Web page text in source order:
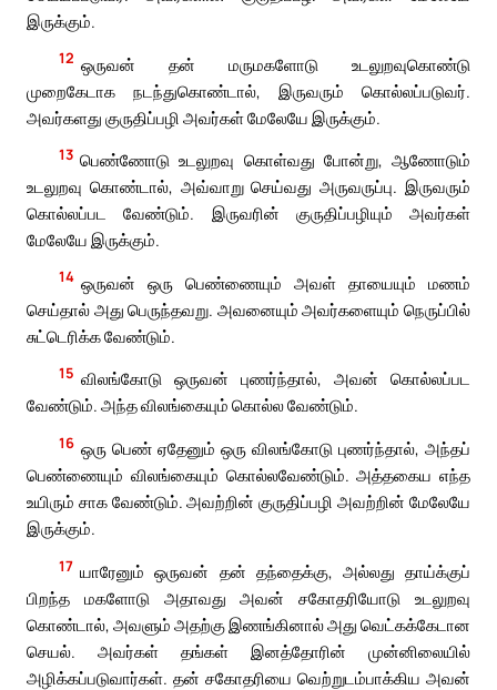
இருக்கும்.
12 ஒருவன் தன் மருமகளோடு உடலுறவுகொண்டு
முறைகேடாக நடந்துகொண்டால், இருவரும் கொல்லப்படுவர்.
அவர்களது குருதிப்பழி அவர்கள் மேலேயே இருக்கும்.
13 பெண்ணோடு உடலுறவு கொள்வது போன்று, ஆணோடும்
உடலுறவு கொண்டால், அவ்வாறு செய்வது அருவருப்பு. இருவரும்
கொல்லப்பட வேண்டும். இருவரின் குருதிப்பழியும் அவர்கள்
மேலேயே இருக்கும்.
14 ஒருவன் ஒரு பெண்ணையும் அவள் தாயையும் மணம்
செய்தால் அது பெருந்தவறு. அவனையும் அவர்களையும் நெருப்பில்
சுட்டெரிக்க வேண்டும்.
15 விலங்கோடு ஒருவன் புணர்ந்தால், அவன் கொல்லப்பட
வேண்டும். அந்த விலங்கையும் கொல்ல வேண்டும்.
16 ஒரு பெண் ஏதேனும் ஒரு விலங்கோடு புணர்ந்தால், அந்தப்
பெண்ணையும் விலங்கையும் கொல்லவேண்டும். அத்தகைய எந்த
உயிரும் சாக வேண்டும். அவற்றின் குருதிப்பழி அவற்றின் மேலேயே
இருக்கும்.
17 யாரேனும் ஒருவன் தன் தந்தைக்கு, அல்லது தாய்க்குப்
பிறந்த மகளோடு அதாவது அவன் சகோதரியோடு உடலுறவு
கொண்டால், அவளும் அதற்கு இணங்கினால் அது வெட்கக்கேடான
செயல். அவர்கள் தங்கள் இனத்தோரின் முன்னிலையில்
அழிக்கப்படுவார்கள். தன் சகோதரியை வெற்றுடம்பாக்கிய அவன்